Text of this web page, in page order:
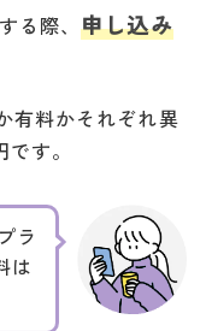
る際、申し込み
有料かそれぞれ異
す。
ラ
は